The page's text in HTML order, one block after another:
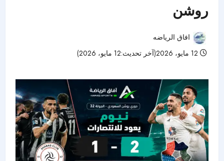
روشن
افاق الرياضه